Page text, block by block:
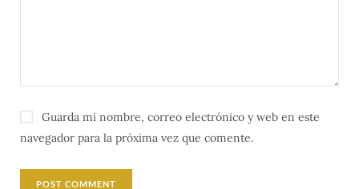
Guarda mi nombre, correo electrónico y web en este
navegador para la próxima vez que comente.